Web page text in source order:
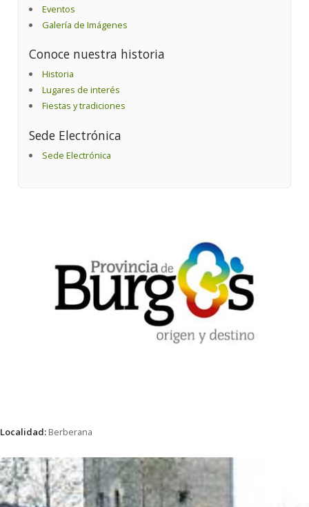
Eventos
Galería de Imágenes
Conoce nuestra historia
Historia
Lugares de interés
Fiestas y tradiciones
Sede Electrónica
Sede Electrónica
Localidad: Berberana